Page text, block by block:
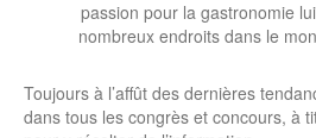
passion pour la gastronomie
nombreux endroits dans le
Toujours à l’affût des dernières
dans tous les congrès et concours, à